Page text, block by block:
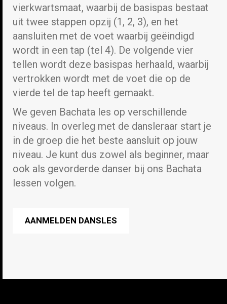
vierkwartsmaat, waarbij de basispas bestaat
uit twee stappen opzij (1, 2, 3), en het
aansluiten met de voet waarbij geëindigd
wordt in een tap (tel 4). De volgende vier
tellen wordt deze basispas herhaald, waarbij
vertrokken wordt met de voet die op de
vierde tel de tap heeft gemaakt.
We geven Bachata les op verschillende
niveaus. In overleg met de dansleraar start je
in de groep die het beste aansluit op jouw
niveau. Je kunt dus zowel als beginner, maar
ook als gevorderde danser bij ons Bachata
lessen volgen.
AANMELDEN DANSLES